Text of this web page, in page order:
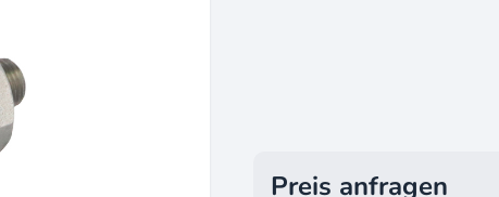
Preis anfragen